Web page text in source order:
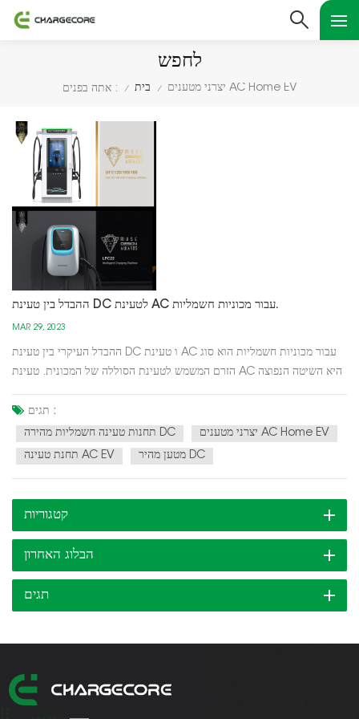
לחפש
אתה בפנים : / בית / יצרני מטענים AC Home EV
ההבדל בין טעינת DC לטעינת AC עבור מכוניות חשמליות.
MAR 29, 2023
ההבדל העיקרי בין טעינת DC ו טעינת AC עבור מכוניות חשמליות הוא סוג
הזרם המשמש לטעינת הסוללה של המכונית. טעינת AC היא השיטה הנפוצה
יותר ומשתמשת בזרם חילופין (AC) לטעינת המצבר של המכונית. טעינת AC
משמשת לעתים קרובות לקצב טעינה איטי יותר, בדרך כלל עד 22 קילוואט, תגים :
תחנות טעינה חשמליות מהירה DC
יצרני מטענים AC Home EV
תחנת טעינה AC EV
מטען מהיר DC
קטגוריות
הבלוג האחרון
תגים